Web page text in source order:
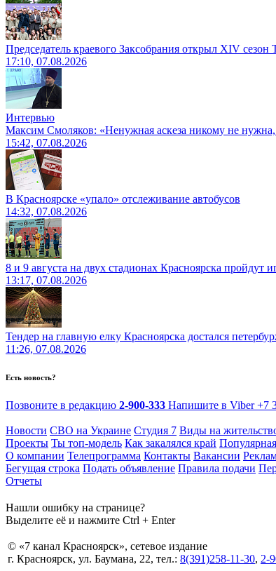
Председатель краевого Заксобрания открыл XIV
17:10, 07.08.2026
Интервью
Максим Смоляков: «Ненужная аскеза никому не
15:42, 07.08.2026
В Красноярске «упало» отслеживание автобусов
14:32, 07.08.2026
8 и 9 августа на двух стадионах Красноярска
13:17, 07.08.2026
Тендер на главную елку Красноярска достался
11:26, 07.08.2026
Есть новость?
Позвоните в редакцию 2-900-333 Напишите в Viber +7
Новости СВО на Украине Студия 7 Виды на
Проекты Ты топ-модель Как закалялся край
О компании Телепрограмма Контакты Вакансии
Бегущая строка Подать объявление Правила подачи
Отчеты
Нашли ошибку на странице?
Выделите её и нажмите Ctrl + Enter
© «7 канал Красноярск», сетевое издание
г. Красноярск, ул. Баумана, 22, тел.: 8(391)258-11-30, 2-